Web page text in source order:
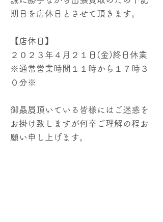
期日を店休日とさせて頂きます。
【店休日】
２０２３年４月２１日(金)終日休業
※通常営業時間１１時から１７時３
０分※
御贔屓頂いている皆様にはご迷惑を
お掛け致しますが何卒ご理解の程お
願い申し上げます。